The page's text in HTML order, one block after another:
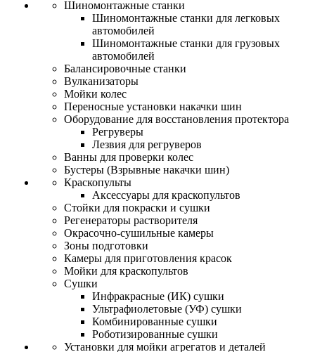
Шиномонтажные станки
Шиномонтажные станки для легковых
автомобилей
Шиномонтажные станки для грузовых
автомобилей
Балансировочные станки
Вулканизаторы
Мойки колес
Переносные установки накачки шин
Оборудование для восстановления протектора
Регруверы
Лезвия для регруверов
Ванны для проверки колес
Бустеры (Взрывные накачки шин)
Краскопульты
Аксессуары для краскопультов
Стойки для покраски и сушки
Регенераторы растворителя
Окрасочно-сушильные камеры
Зоны подготовки
Камеры для приготовления красок
Мойки для краскопультов
Сушки
Инфракрасные (ИК) сушки
Ультрафиолетовые (УФ) сушки
Комбинированные сушки
Роботизированные сушки
Установки для мойки агрегатов и деталей